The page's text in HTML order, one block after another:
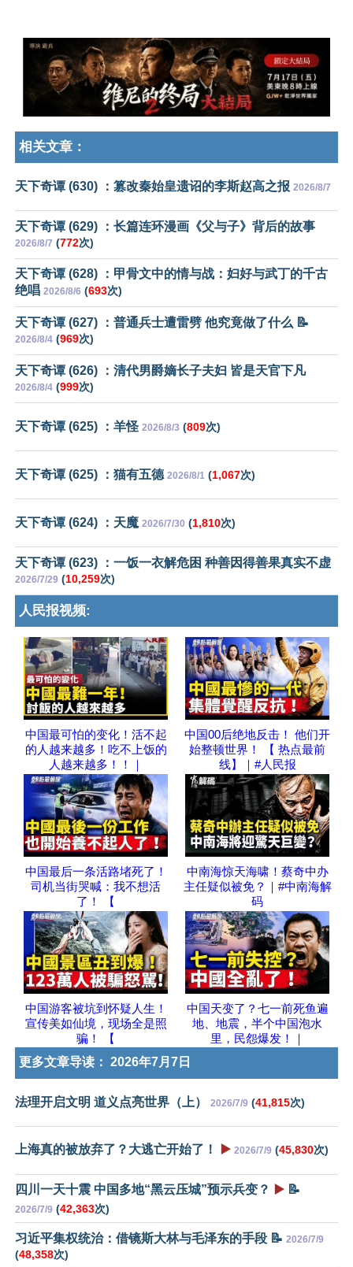
相关文章：
天下奇谭 (630) ：篡改秦始皇遗诏的李斯赵高之报 2026/8/7
天下奇谭 (629) ：长篇连环漫画《父与子》背后的故事
2026/8/7 (772次)
天下奇谭 (628) ：甲骨文中的情与战：妇好与武丁的千古
绝唱 2026/8/6 (693次)
天下奇谭 (627) ：普通兵士遭雷劈 他究竟做了什么 📝
2026/8/4 (969次)
天下奇谭 (626) ：清代男爵嫡长子夫妇 皆是天官下凡
2026/8/4 (999次)
天下奇谭 (625) ：羊怪 2026/8/3 (809次)
天下奇谭 (625) ：猫有五德 2026/8/1 (1,067次)
天下奇谭 (624) ：天魔 2026/7/30 (1,810次)
天下奇谭 (623) ：一饭一衣解危困 种善因得善果真实不虚
2026/7/29 (10,259次)
人民报视频:
中国最可怕的变化！活不起
的人越来越多！吃不上饭的
人越来越多！！｜
中国00后绝地反击！ 他们开
始整顿世界！ 【 热点最前
线】｜#人民报
中国最后一条活路堵死了！
司机当街哭喊：我不想活
了！ 【
中南海惊天海啸！蔡奇中办
主任疑似被免？｜#中南海解
码
中国游客被坑到怀疑人生！
宣传美如仙境，现场全是照
骗！ 【
中国天变了？七一前死鱼遍
地、地震，半个中国泡水
里，民怨爆发！｜
更多文章导读： 2026年7月7日
法理开启文明 道义点亮世界（上） 2026/7/9 (41,815次)
上海真的被放弃了？大逃亡开始了！ ▶️ 2026/7/9 (45,830次)
四川一天十震 中国多地“黑云压城”预示兵变？ ▶️ 📝
2026/7/9 (42,363次)
习近平集权统治：借镜斯大林与毛泽东的手段 📝 2026/7/9
(48,358次)